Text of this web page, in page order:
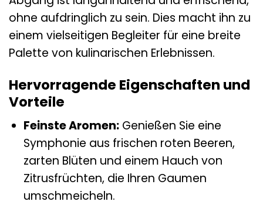
ohne aufdringlich zu sein. Dies macht ihn zu
einem vielseitigen Begleiter für eine breite
Palette von kulinarischen Erlebnissen.
Hervorragende Eigenschaften und
Vorteile
Feinste Aromen:Genießen Sie eine
Symphonie aus frischen roten Beeren,
zarten Blüten und einem Hauch von
Zitrusfrüchten, die Ihren Gaumen
umschmeicheln.